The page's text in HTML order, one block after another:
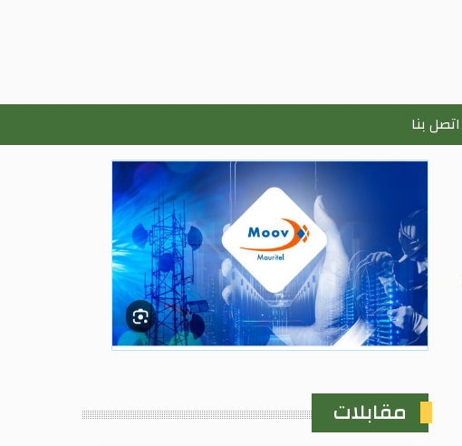
اتصل بنا
مقابلات